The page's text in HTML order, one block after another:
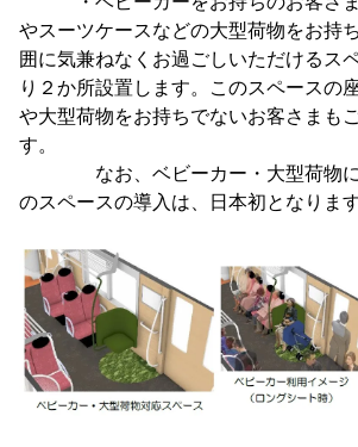
やスーツケースなどの大型荷物をお持
囲に気兼ねなくお過ごしいただけるス
り２か所設置します。このスペースの
や大型荷物をお持ちでないお客さまも
す。
なお、ベビーカー・大型荷物に
のスペースの導入は、日本初となります